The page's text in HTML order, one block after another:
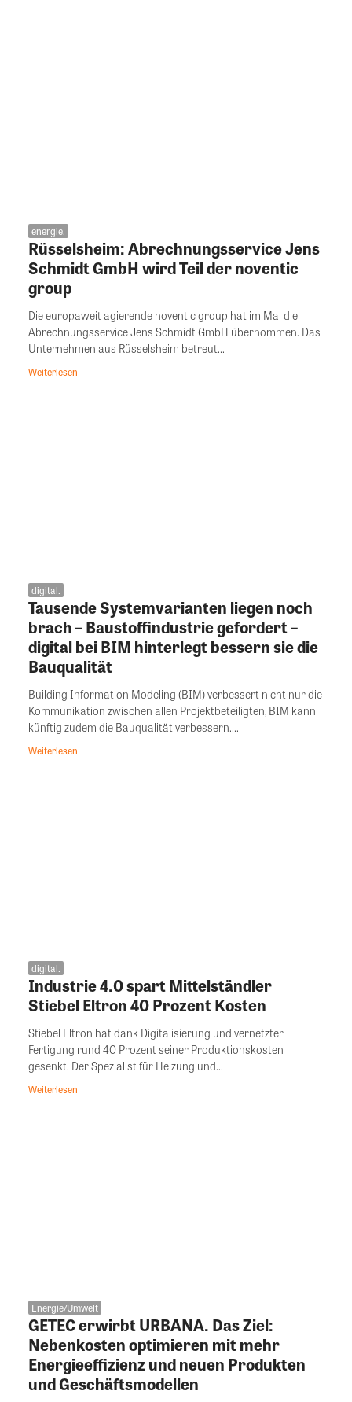
energie.
Rüsselsheim: Abrechnungsservice Jens
Schmidt GmbH wird Teil der noventic
group
Die europaweit agierende noventic group hat im Mai die
Abrechnungsservice Jens Schmidt GmbH übernommen. Das
Unternehmen aus Rüsselsheim betreut...
Weiterlesen
digital.
Tausende Systemvarianten liegen noch
brach – Baustoffindustrie gefordert –
digital bei BIM hinterlegt bessern sie die
Bauqualität
Building Information Modeling (BIM) verbessert nicht nur die
Kommunikation zwischen allen Projektbeteiligten, BIM kann
künftig zudem die Bauqualität verbessern....
Weiterlesen
digital.
Industrie 4.0 spart Mittelständler
Stiebel Eltron 40 Prozent Kosten
Stiebel Eltron hat dank Digitalisierung und vernetzter
Fertigung rund 40 Prozent seiner Produktionskosten
gesenkt. Der Spezialist für Heizung und...
Weiterlesen
Energie/Umwelt
GETEC erwirbt URBANA. Das Ziel:
Nebenkosten optimieren mit mehr
Energieeffizienz und neuen Produkten
und Geschäftsmodellen